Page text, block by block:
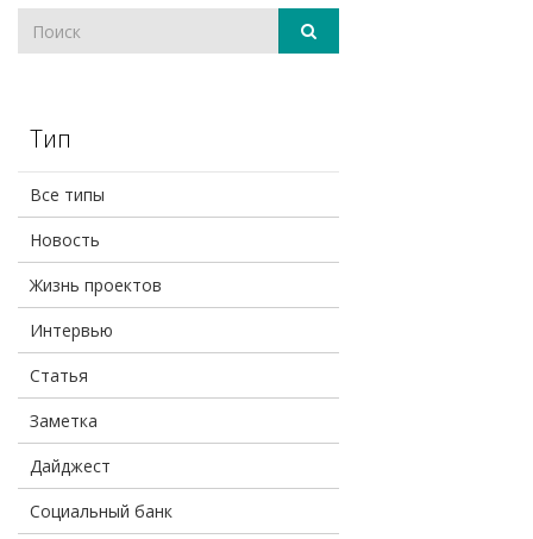
Тип
Все типы
Новость
Жизнь проектов
Интервью
Статья
Заметка
Дайджест
Социальный банк